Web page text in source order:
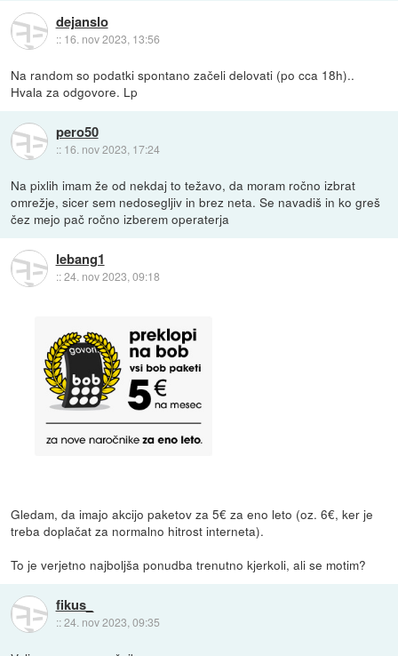
dejanslo
:: 16. nov 2023, 13:56
Na random so podatki spontano začeli delovati (po cca 18h)..
Hvala za odgovore. Lp
pero50
:: 16. nov 2023, 17:24
Na pixlih imam že od nekdaj to težavo, da moram ročno izbrat
omrežje, sicer sem nedosegljiv in brez neta. Se navadiš in ko greš
čez mejo pač ročno izberem operaterja
lebang1
::24. nov 2023, 09:18
Gledam, da imajo akcijo paketov za 5€ za eno leto (oz. 6€, ker je
treba doplačat za normalno hitrost interneta).
To je verjetno najboljša ponudba trenutno kjerkoli, ali se motim?
fikus_
::24. nov 2023, 09:35